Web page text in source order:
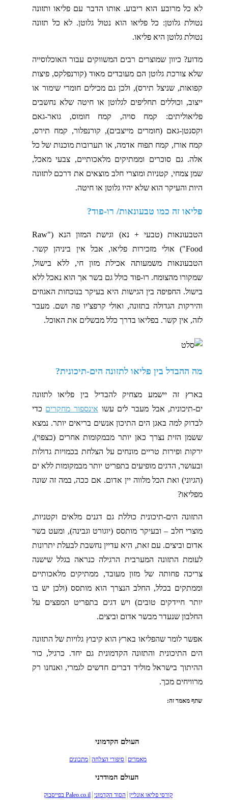
לא כל מרובע הוא ריבוע. אותו הדבר עם פליאו ותזונה
נטולת גלוטן: כל פליאו הוא נטול גלוטן. לא כל תזונה
נטולת גלוטן היא פליאו.
מדוע? כיוון שמוצרים רבים המשווקים עבור האוכלוסייה
שלא צורכת גלוטן הם מעובדים מאוד (קורנפלקס, פיצות
קפואות, שניצל תירס), ולכן גם מכילים חומרי שימור או
ייצוב, וכוללים תחליפים לגלוטן או חיטה שלא נחשבים
פליאוליתים: קמח סויה, קמח חומוס, גואר-גאם
וקסנטן-גאם (חומרים מייצבים), קורנפלור, קמח תירס,
קמח אורז, קמח תפוח אדמה, או תערובות מוכנות של כל
אלה. גם סוכרים וממתיקים מלאכותיים, צבעי מאכל,
שמן צמחי, קטניות ומוצרי חלב מוצאים את דרכם לתזונה
היות והעיקר הוא שלא יהיו גלוטן או חיטה.
פליאו זה כמו טבעונאות/ רו-פוד?
הטבעונאות (טבעי + נא) וגישת המזון הנא ("Raw
Food") אולי מזכירות פליאו, אבל אין ביניהן קשר.
הטבעונאות משמעותה אכילת מזון חי, ללא בישול,
שמקורו מהצומח. רו-פוד כולל גם בשר אך הוא נאכל ללא
בישול. החפיפה בין הגישות היא בעיקר בנוכחות האגוזים
והירקות הגדולה בתזונה, ואולי קרפצ'יו פה ושם. מעבר
לזה, אין קשר. בפליאו בדרך כלל מבשלים את האוכל.
מה ההבדל בין פליאו לתזונה הים-תיכונית?
בארץ זה יישמע מצחיק להבדיל בין פליאו לתזונה
ים-תיכונית, אבל מעבר לים עשו אינספור מחקרים כדי
לבדוק למה באגן הים התיכון אנשים בריאים יותר. נמצא
ששמן הזית נצרך כאן יותר מבמקומות אחרים (כצפוי),
ירקות ופירות טריים מונחים על הצלחת בכמויות גדולות
ובעושר, הדגים מופיעים בתפריט יותר מבמקומות ללא ים
(הגיוני) ואת הכל מלווה יין אדום. אם ככה, במה זה שונה
מפליאו?
התזונה הים-תיכונית כוללת גם דגנים מלאים וקטניות,
מוצרי חלב – ובעיקר מותסס (יוגורט וגבינה), ומעט בשר
אדום וביצים. עם זאת, היא עדיין נחשבת לבעלת יתרונות
לעומת התזונה המערבית הרגילה כנראה בגלל שישנה
צריכה פחותה של מזון מעובד, ממתיקים מלאכותיים
וממתקים בכלל, החלב הנצרך הוא מותסס (ולכן יש בו
יותר חיידקים טובים) ויש דגים בתפריט המפצים על
החלבון שנעדר מבשר אדום וביצים.
אפשר לומר שהפליאו בארץ הוא קיבוץ גלויות של התזונה
הים התיכונית והתזונה הקדמונית גם יחד. כרגיל, כור
ההיתוך בישראל מוליד דברים חדשים לגמרי, ואנחנו רק
מרוויחים מכך.
שתף מאמר זה:
העולם הקדמוני
מאמרים סיפורי הצלחה מתכונים
העולם המודרני
קורסי פליאו אונליין הסוד הקדמוני Paleo.co.il בפייסבוק